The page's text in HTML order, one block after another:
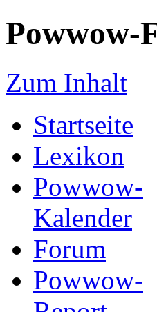
Powwow-
Zum Inhalt
Startseite
Lexikon
Powwow-
Kalender
Forum
Powwow-